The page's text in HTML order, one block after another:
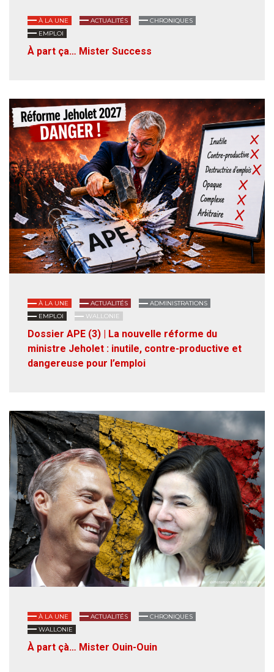
À LA UNE ACTUALITÉS
CHRONIQUES
EMPLOI
À part ça… Mister Success
À LA UNE ACTUALITÉS
ADMINISTRATIONS
EMPLOI
WALLONIE
Dossier APE (3) | La nouvelle réforme du
ministre Jeholet : inutile, contre-productive et
dangereuse pour l’emploi
À LA UNE ACTUALITÉS
CHRONIQUES
WALLONIE
À part çà… Mister Ouin-Ouin